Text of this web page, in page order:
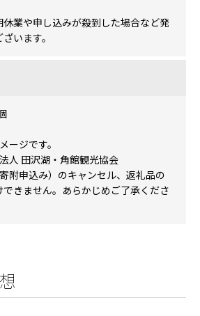
業や申し込みが殺到した場合など発
います。
ージです。
人 田沢湖・角館観光協会
附申込み）のキャンセル、返礼品の
きません。あらかじめご了承くださ